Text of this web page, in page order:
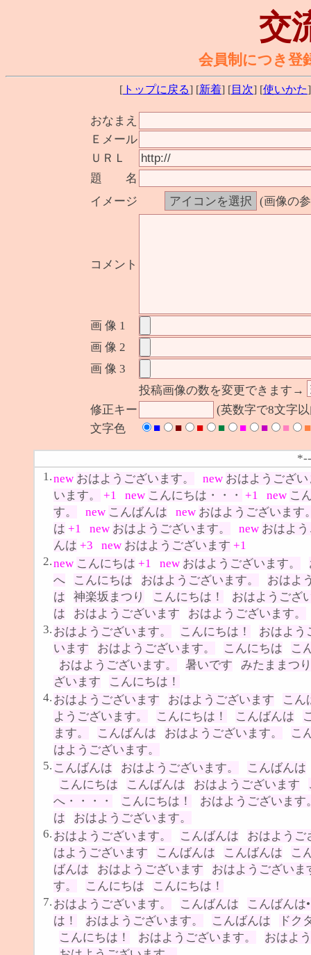
交
会員制につき登
[ トップに戻る] [新着] [目次] [使いかた
おなまえ
Ｅメール
ＵＲＬ
題 名
イメージ
(画像の
コメント
画 像 1
画 像 2
画 像 3
投稿画像の数を変更できます→
修正キー
(英数字で8文字
文字色
■ ■ ■ ■ ■ ■ ■ ■
1.new おはようございます。 new おはようござ
います。
+1 new こんにちは・・・ +1 new こ
す。
new こんばんは new おはようございます
は +1 new おはようございます。 new おはよ
んは +3 new おはようございます +1
2.new こんにちは +1 new おはようございます。
へ
こんにちは おはようございます。
おはよ
は
神楽坂まつり こんにちは！
おはようござ
は
おはようございます
おはようございます。
3. おはようございます。 こんにちは！
おはよう
います
おはようございます。 こんにちは
こ
おはようございます。
暑いです
みたままつり
ざいます
こんにちは！
4. おはようございます おはようございます
こん
ようございます。
こんにちは！ こんばんは
ます。
こんばんは おはようございます。
こ
はようございます。
5. こんばんは おはようございます。
こんばんは
こんにちは
こんばんは おはようございます
へ・・・・
こんにちは！
おはようございます
は
おはようございます。
6. おはようございます。 こんばんは
おはようご
はようございます
こんばんは こんばんは
こ
ばんは
おはようございます
おはようございま
す。
こんにちは
こんにちは！
7. おはようございます。 こんばんは
こんばんは
は！
おはようございます。 こんばんは
ドク
こんにちは！
おはようございます。
おはよ